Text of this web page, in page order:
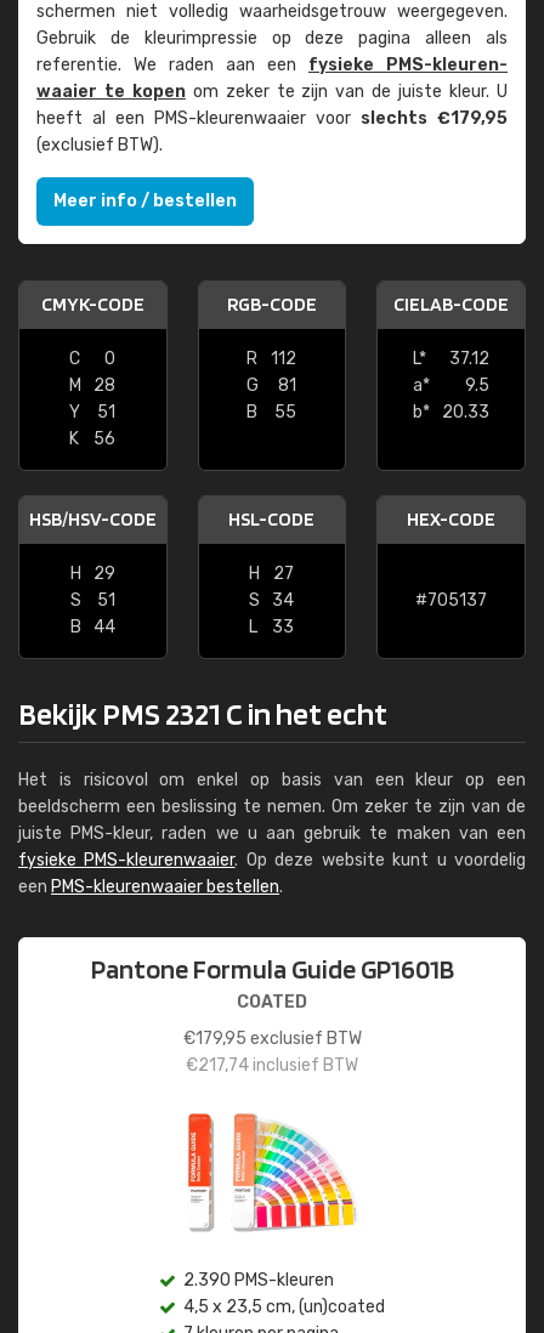
schermen niet volledig waarheids­­getrouw weer­gegeven.
Gebruik de kleur­impressie op deze pagina alleen als
referentie. We raden aan een fysieke PMS-kleuren­
waaier te kopenom zeker te zijn van de juiste kleur. U
heeft al een PMS-kleuren­waaier voor slechts €179,95
(exclusief BTW).
Meer info / bestellen
CMYK-CODE
C
0
M
28
Y
51
K
56
RGB-CODE
R
112
G
81
B
55
CIELAB-CODE
L*
37.12
a*
9.5
b*
20.33
HSB/HSV-CODE
H
29
S
51
B
44
HSL-CODE
H
27
S
34
L
33
HEX-CODE
#705137
Bekijk PMS 2321 C in het echt
Het is risicovol om enkel op basis van een kleur op een
beeldscherm een beslissing te nemen. Om zeker te zijn van de
juiste PMS-kleur, raden we u aan gebruik te maken van een
fysieke PMS-kleurenwaaier. Op deze website kunt u voordelig
een PMS-kleurenwaaier bestellen.
Pantone Formula Guide GP1601B
COATED
€179,95 exclusief BTW
€217,74inclusief BTW
2.390 PMS-kleuren
4,5 x 23,5 cm, (un)coated